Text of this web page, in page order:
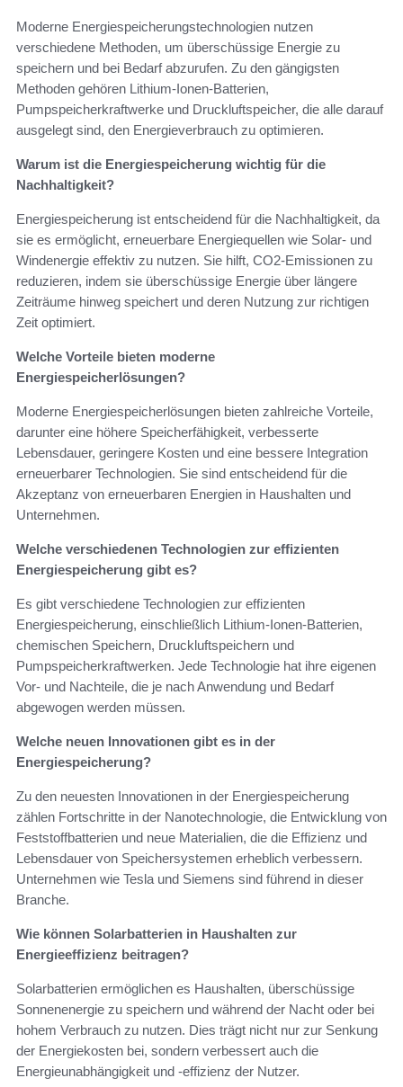
Moderne Energiespeicherungstechnologien nutzen
verschiedene Methoden, um überschüssige Energie zu
speichern und bei Bedarf abzurufen. Zu den gängigsten
Methoden gehören Lithium-Ionen-Batterien,
Pumpspeicherkraftwerke und Druckluftspeicher, die alle darauf
ausgelegt sind, den Energieverbrauch zu optimieren.
Warum ist die Energiespeicherung wichtig für die
Nachhaltigkeit?
Energiespeicherung ist entscheidend für die Nachhaltigkeit, da
sie es ermöglicht, erneuerbare Energiequellen wie Solar- und
Windenergie effektiv zu nutzen. Sie hilft, CO2-Emissionen zu
reduzieren, indem sie überschüssige Energie über längere
Zeiträume hinweg speichert und deren Nutzung zur richtigen
Zeit optimiert.
Welche Vorteile bieten moderne
Energiespeicherlösungen?
Moderne Energiespeicherlösungen bieten zahlreiche Vorteile,
darunter eine höhere Speicherfähigkeit, verbesserte
Lebensdauer, geringere Kosten und eine bessere Integration
erneuerbarer Technologien. Sie sind entscheidend für die
Akzeptanz von erneuerbaren Energien in Haushalten und
Unternehmen.
Welche verschiedenen Technologien zur effizienten
Energiespeicherung gibt es?
Es gibt verschiedene Technologien zur effizienten
Energiespeicherung, einschließlich Lithium-Ionen-Batterien,
chemischen Speichern, Druckluftspeichern und
Pumpspeicherkraftwerken. Jede Technologie hat ihre eigenen
Vor- und Nachteile, die je nach Anwendung und Bedarf
abgewogen werden müssen.
Welche neuen Innovationen gibt es in der
Energiespeicherung?
Zu den neuesten Innovationen in der Energiespeicherung
zählen Fortschritte in der Nanotechnologie, die Entwicklung von
Feststoffbatterien und neue Materialien, die die Effizienz und
Lebensdauer von Speichersystemen erheblich verbessern.
Unternehmen wie Tesla und Siemens sind führend in dieser
Branche.
Wie können Solarbatterien in Haushalten zur
Energieeffizienz beitragen?
Solarbatterien ermöglichen es Haushalten, überschüssige
Sonnenenergie zu speichern und während der Nacht oder bei
hohem Verbrauch zu nutzen. Dies trägt nicht nur zur Senkung
der Energiekosten bei, sondern verbessert auch die
Energieunabhängigkeit und -effizienz der Nutzer.